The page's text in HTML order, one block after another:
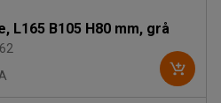
L165 B105 H80 mm, grå